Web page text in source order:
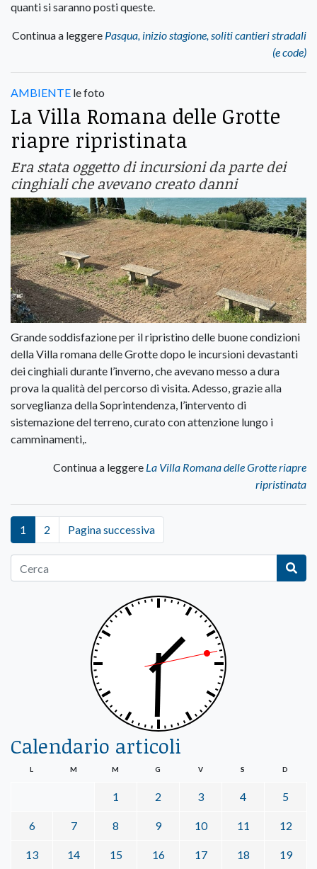
quanti si saranno posti queste.
Continua a leggere Pasqua, inizio stagione, soliti cantieri stradali
(e code)
AMBIENTE le foto
La Villa Romana delle Grotte
riapre ripristinata
Era stata oggetto di incursioni da parte dei
cinghiali che avevano creato danni
Grande soddisfazione per il ripristino delle buone condizioni
della Villa romana delle Grotte dopo le incursioni devastanti
dei cinghiali durante l’inverno, che avevano messo a dura
prova la qualità del percorso di visita. Adesso, grazie alla
sorveglianza della Soprintendenza, l’intervento di
sistemazione del terreno, curato con attenzione lungo i
camminamenti,.
Continua a leggere La Villa Romana delle Grotte riapre
ripristinata
1 2 Pagina successiva
Calendario articoli
L M M G V S D
1 2 3 4 5
6 7 8 9 10 11 12
13 14 15 16 17 18 19